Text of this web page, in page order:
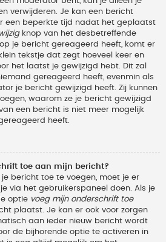
verwijderen. Je kan een bericht
een beperkte tijd nadat het geplaatst
wijzigknop van het desbetreffende
je bericht gereageerd heeft, komt er
tekstje dat zegt hoeveel keer en
het laatst je gewijzigd hebt. Dit zal
gereageerd heeft, evenmin als
je bericht gewijzigd heeft. Zij kunnen
waarom ze je bericht gewijzigd
een bericht is niet meer mogelijk
heeft.
toe aan mijn bericht?
bericht toe te voegen, moet je er
via het gebruikerspaneel doen. Als je
optie voeg mijn onderschrift toe
plaatst. Je kan er ook voor zorgen
aan ieder nieuw bericht wordt
de bijhorende optie te activeren in